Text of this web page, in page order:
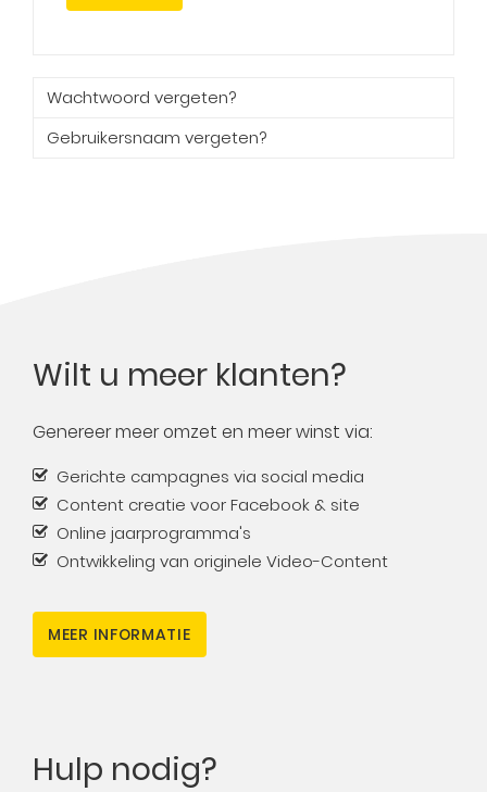
Wachtwoord vergeten?
Gebruikersnaam vergeten?
Wilt u meer klanten?
Genereer meer omzet en meer winst via:
Gerichte campagnes via social media
Content creatie voor Facebook & site
Online jaarprogramma's
Ontwikkeling van originele Video-Content
MEER INFORMATIE
Hulp nodig?